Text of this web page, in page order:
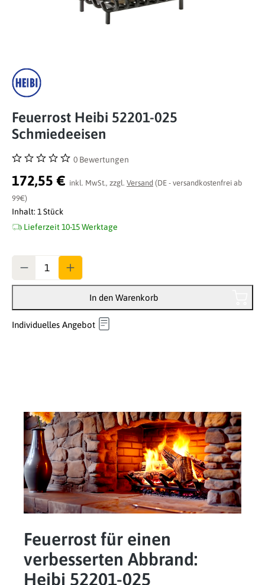
Feuerrost Heibi 52201-025
Schmiedeeisen
Durchschnittliche Bewertung von 0 von 5 Sternen
0 Bewertungen
172,55 € inkl. MwSt., zzgl. Versand (DE - versandkostenfrei ab
99€)
Inhalt: 1 Stück
Lieferzeit 10-15 Werktage
In den Warenkorb
Individuelles Angebot
Feuerrost für einen
verbesserten Abbrand:
Heibi 52201-025